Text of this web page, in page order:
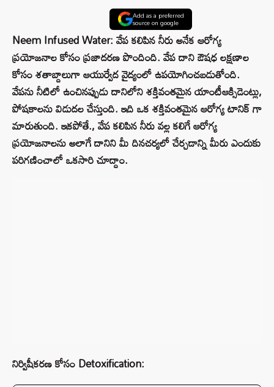
Add as a preferred
source on google
Neem Infused Water: వేప కలిపిన నీరు అనేక ఆరోగ్య
ప్రయోజనాల కోసం ప్రజాదరణ పొందింది. వేప దాని ఔషధ లక్షణాల
కోసం శతాబ్దాలుగా ఆయుర్వేద వైద్యంలో ఉపయోగించబడుతోంది.
వేపను నీటిలో ఉంచినప్పుడు దానిలోని శక్తివంతమైన యాంటీఆక్సిడెంట్లు,
పోషకాలను విడుదల చేస్తుంది. ఇది ఒక శక్తివంతమైన ఆరోగ్య టానిక్ గా
మారుతుంది. ఇకపోతే., వేప కలిపిన నీరు వల్ల కలిగే ఆరోగ్య
ప్రయోజనాలను అలాగే దానిని మీ దినచర్యలో చేర్చడాన్ని మీరు ఎందుకు
పరిగణించాలో ఒకసారి చూద్దాం.
నిర్విషీకరణ కోసం Detoxification: